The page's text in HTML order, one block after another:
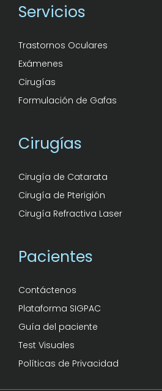
Servicios
Trastornos Oculares
Exámenes
Cirugías
Formulación de Gafas
Cirugías
Cirugía de Catarata
Cirugía de Pterigión
Cirugía Refractiva Laser
Pacientes
Contáctenos
Plataforma SIGPAC
Guía del paciente
Test Visuales
Políticas de Privacidad